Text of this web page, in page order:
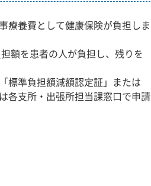
療養費として健康保険が負担しま
額を患者の人が負担し、残りを
標準負担額減額認定証」または
各支所・出張所担当課窓口で申請